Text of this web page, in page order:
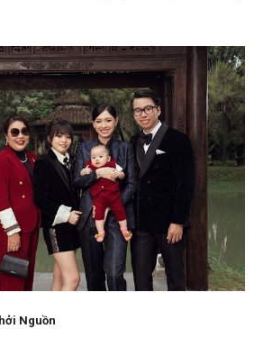
Nguồn